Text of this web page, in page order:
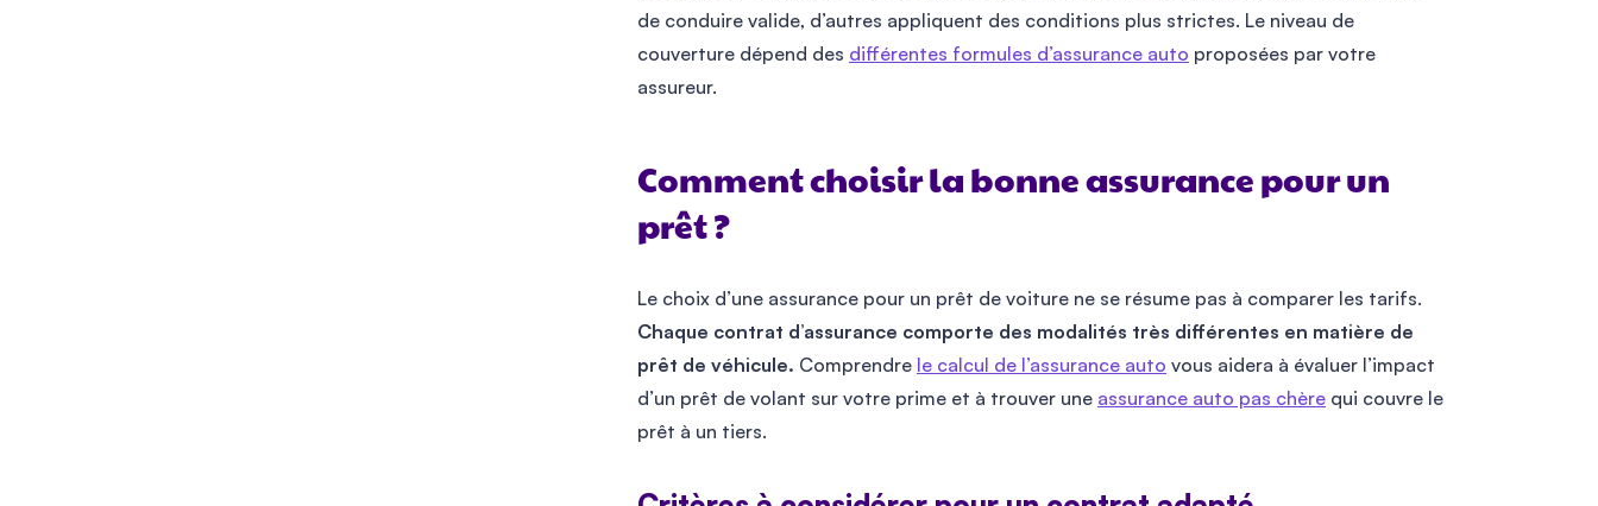
de conduire valide, d’autres appliquent des conditions plus strictes. Le niveau de
couverture dépend des différentes formules d’assurance auto proposées par votre
assureur.
Comment choisir la bonne assurance pour un
prêt ?
Le choix d’une assurance pour un prêt de voiture ne se résume pas à comparer les tarifs.
Chaque contrat d’assurance comporte des modalités très différentes en matière de
prêt de véhicule. Comprendre le calcul de l’assurance auto vous aidera à évaluer l’impact
d’un prêt de volant sur votre prime et à trouver une assurance auto pas chère qui couvre le
prêt à un tiers.